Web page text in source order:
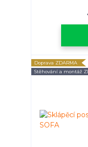
Doprava ZDARMA
Stěhování a montáž